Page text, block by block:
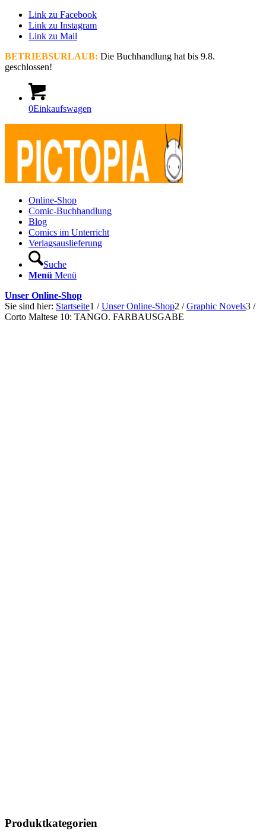
Link zu Facebook
Link zu Instagram
Link zu Mail
BETRIEBSURLAUB: Die Buchhandlung hat bis 9.8.
geschlossen!
0Einkaufswagen
Online-Shop
Comic-Buchhandlung
Blog
Comics im Unterricht
Verlagsauslieferung
Suche
Menü Menü
Unser Online-Shop
Sie sind hier: Startseite1 / Unser Online-Shop2 / Graphic Novels3 /
Corto Maltese 10: TANGO. FARBAUSGABE
Produktkategorien